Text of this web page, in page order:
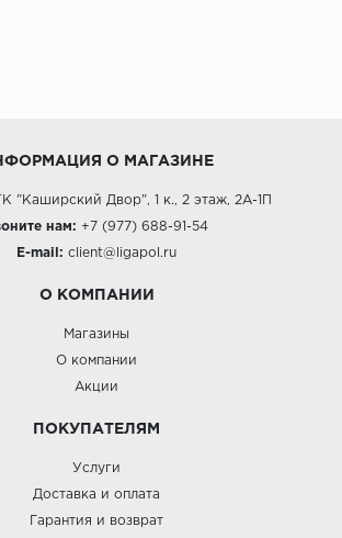
О МАГАЗИНЕ
"Каширский Двор", 1 к., 2 этаж, 2А-1П
нам: +7 (977) 688-91-54
E-mail: client@ligapol.ru
О КОМПАНИИ
Магазины
О компании
Акции
ПОКУПАТЕЛЯМ
Услуги
Доставка и оплата
Гарантия и возврат